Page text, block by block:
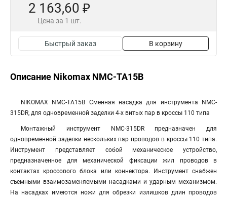
2 163,60 ₽
Цена за 1 шт.
Быстрый заказ В корзину
Описание Nikomax NMC-TA15B
NIKOMAX NMC-TA15B Сменная насадка для инструмента NMC-
315DR, для одновременной заделки 4-х витых пар в кроссы 110 типа
Монтажный инструмент NMC-315DR предназначен для
одновременной заделки нескольких пар проводов в кроссы 110 типа.
Инструмент представляет собой механическое устройство,
предназначенное для механической фиксации жил проводов в
контактах кроссового блока или коннектора. Инструмент снабжен
съемными взаимозаменяемыми насадками и ударным механизмом.
На насадках имеются ножи для обрезки излишков длин проводов